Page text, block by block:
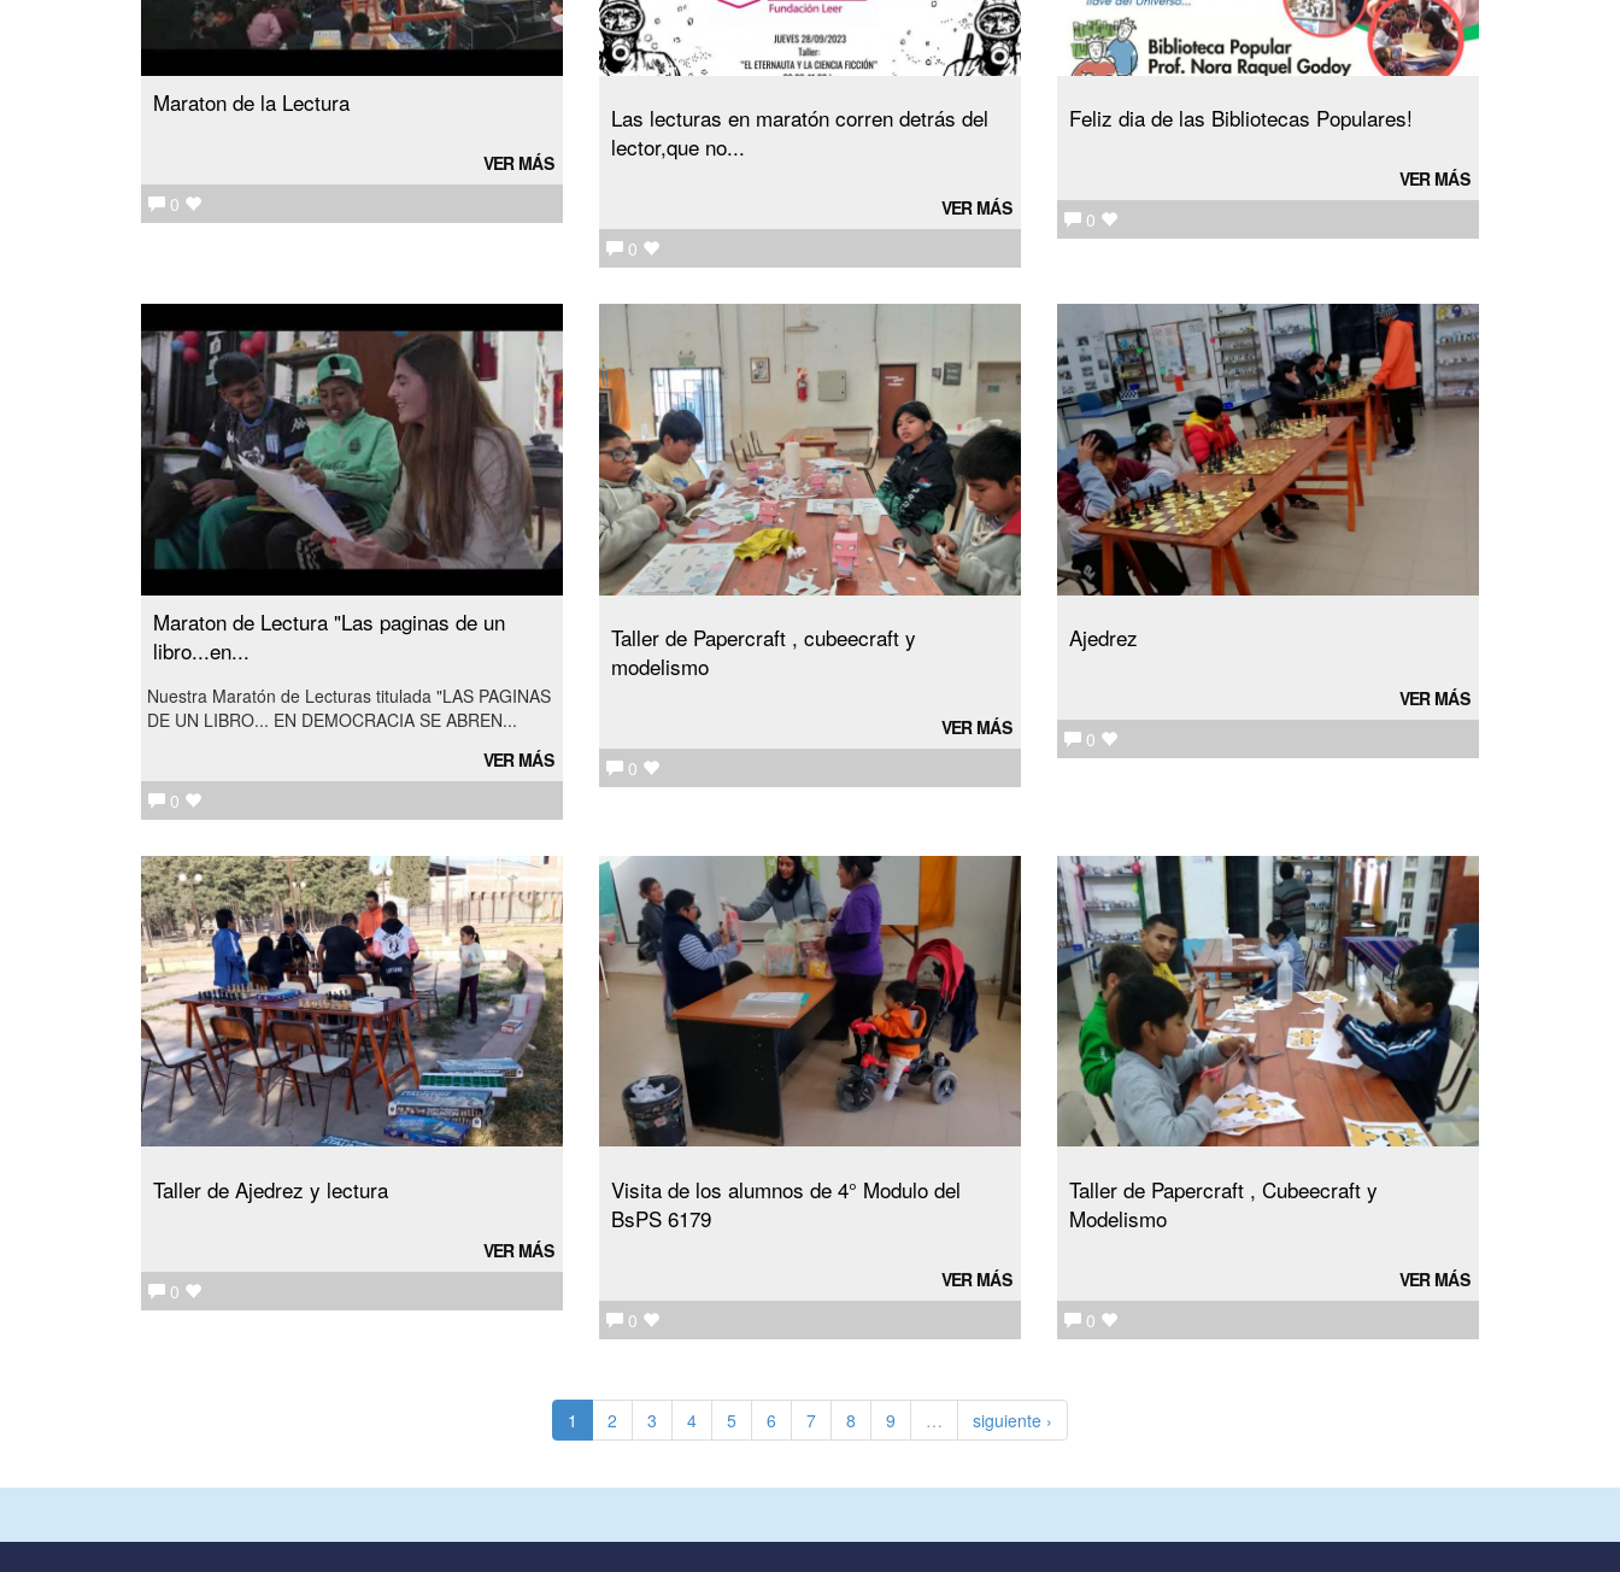
Maraton de la Lectura
VER MÁS
0
Las lecturas en maratón corren detrás del
lector,que no...
VER MÁS
0
Feliz dia de las Bibliotecas Populares!
VER MÁS
0
Maraton de Lectura "Las paginas de un
libro...en...
Nuestra Maratón de Lecturas titulada "LAS PAGINAS
DE UN LIBRO... EN DEMOCRACIA SE ABREN...
VER MÁS
0
Taller de Papercraft , cubeecraft y
modelismo
VER MÁS
0
Ajedrez
VER MÁS
0
Taller de Ajedrez y lectura
VER MÁS
0
Visita de los alumnos de 4° Modulo del
BsPS 6179
VER MÁS
0
Taller de Papercraft , Cubeecraft y
Modelismo
VER MÁS
0
1 2 3 4 5 6 7 8 9 … siguiente ›